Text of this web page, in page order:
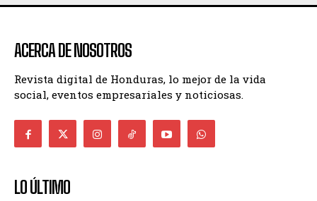
ACERCA DE NOSOTROS
Revista digital de Honduras, lo mejor de la vida
social, eventos empresariales y noticiosas.
LO ÚLTIMO